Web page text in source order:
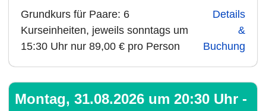
Grundkurs für Paare: 6
Kurseinheiten, jeweils sonntags um
15:30 Uhr nur 89,00 € pro Person
Details
&
Buchung
Montag, 31.08.2026 um 20:30 Uhr -